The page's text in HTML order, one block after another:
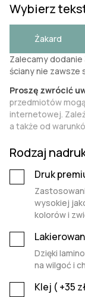
Wybierz
Żakard
Zalecamy
ściany nie zawsze
Proszę zwrócić
przedmiotów
internetowej.
a także od
Rodzaj
Druk
wysokiej
kolorów i
Dzięki
na wilgoć i
Klej ( +35